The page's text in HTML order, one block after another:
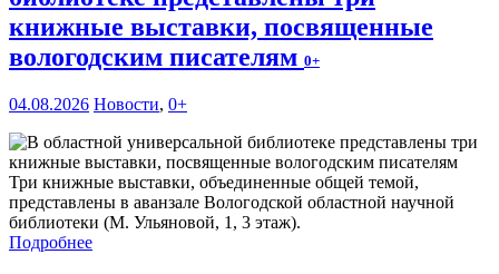
книжные выставки, посвященные
вологодским писателям 0+
04.08.2026 Новости, 0+
Три книжные выставки, объединенные общей темой,
представлены в аванзале Вологодской областной научной
библиотеки (М. Ульяновой, 1, 3 этаж).
Подробнее